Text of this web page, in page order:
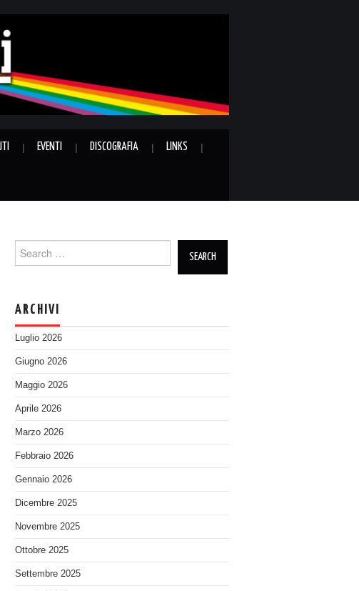
EVENTI DISCOGRAFIA LINKS
for:
ARCHIVI
Luglio 2026
Giugno 2026
Maggio 2026
Aprile 2026
Marzo 2026
Febbraio 2026
Gennaio 2026
Dicembre 2025
Novembre 2025
Ottobre 2025
Settembre 2025